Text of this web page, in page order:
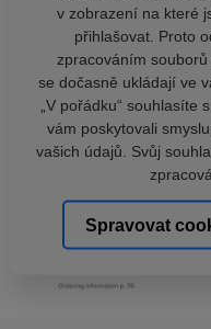
v zobrazení na které
přihlašovat. Proto
zpracováním
se dočasně ukládají ve
„V pořádku“ souhlasíte
vám poskytovali
vašich údajů. Svůj
Spravovat